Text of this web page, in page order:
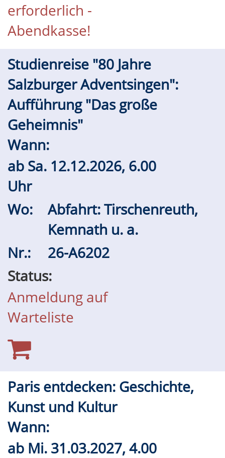
erforderlich -
Abendkasse!
Studienreise "80 Jahre
Salzburger Adventsingen":
Aufführung "Das große
Geheimnis"
Wann:
ab Sa. 12.12.2026, 6.00
Uhr
Wo:
Abfahrt: Tirschenreuth,
Kemnath u. a.
Nr.:
26-A6202
Status:
Anmeldung auf
Warteliste
Paris entdecken: Geschichte,
Kunst und Kultur
Wann:
ab Mi. 31.03.2027, 4.00